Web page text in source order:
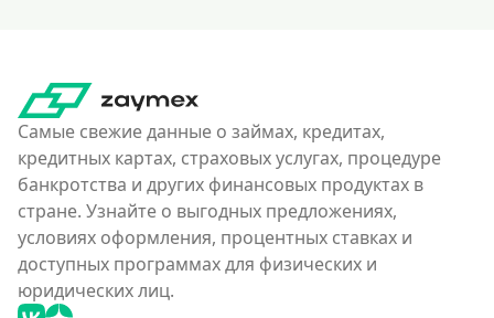
Самые свежие данные о займах, кредитах,
кредитных картах, страховых услугах, процедуре
банкротства и других финансовых продуктах в
стране. Узнайте о выгодных предложениях,
условиях оформления, процентных ставках и
доступных программах для физических и
юридических лиц.